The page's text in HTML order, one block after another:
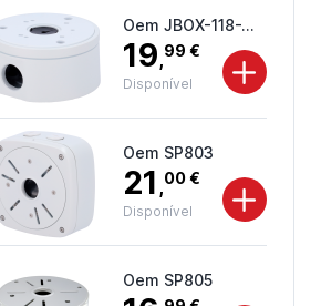
Oem JBOX-118-WHITE
19,99 €
Disponível
Oem SP803
21 ,00 €
Disponível
Oem SP805